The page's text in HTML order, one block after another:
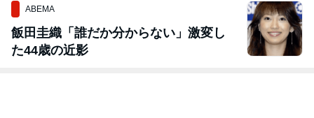
ABEMA
飯田圭織「誰だか分からない」激変し
た44歳の近影